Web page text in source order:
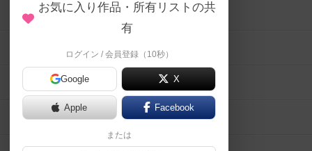
お気に入り作品・所有リストの共
有
ログイン / 会員登録（10秒）
Google X
Apple Facebook
または
メカニクス特集
掲示板・トピックス
ボドとも・会員一覧
ボードゲーム業界コラム